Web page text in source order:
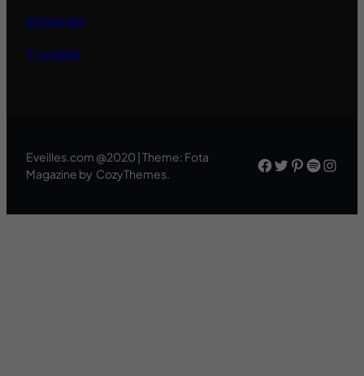
Evisionair
Y-codes
Eveilles.com @2020 | Theme: Fota
Magazine by CozyThemes.
Facebook
Twitter